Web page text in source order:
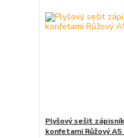
Plyšový sešit
konfetami Růžový